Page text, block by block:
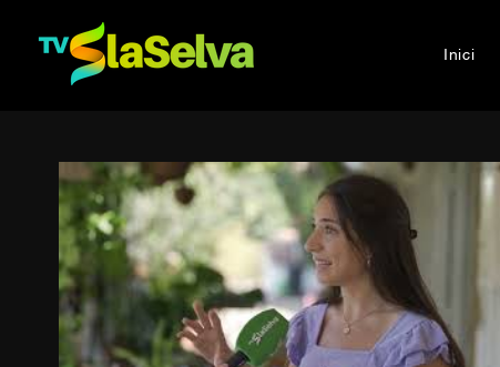
Inici